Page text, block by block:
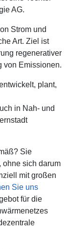
AG.
Strom und
Art. Ziel ist
regenerativer
von Emissionen.
plant,
in Nah- und
Sie
ohne sich darum
mit großen
Sie uns
für die